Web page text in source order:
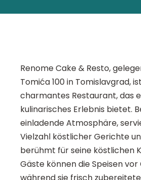
Renome Cake & Resto,
Tomića 100 in Tomislavgrad,
charmantes Restaurant, das
kulinarisches Erlebnis bietet.
einladende Atmosphäre,
Vielzahl köstlicher Gerichte
berühmt für seine köstlichen
Gäste können die Speisen